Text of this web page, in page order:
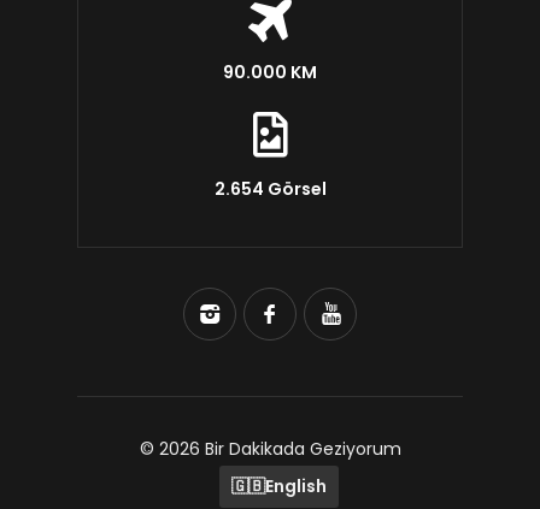
90.000 KM
2.654 Görsel
© 2026 Bir Dakikada Geziyorum
🇬🇧English